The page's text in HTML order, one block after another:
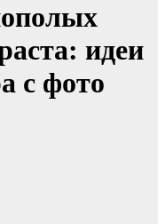
идеи
с фото